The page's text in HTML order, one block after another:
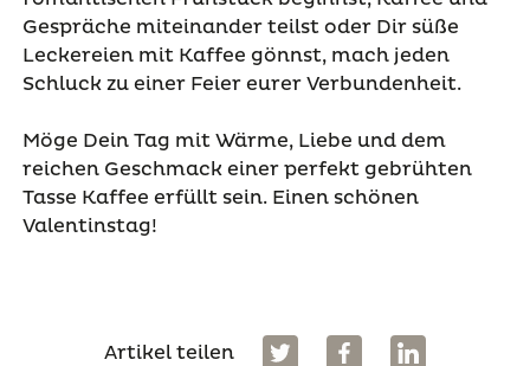
Gespräche miteinander teilst oder Dir süße
Leckereien mit Kaffee gönnst, mach jeden
Schluck zu einer Feier eurer Verbundenheit.
Möge Dein Tag mit Wärme, Liebe und dem
reichen Geschmack einer perfekt gebrühten
Tasse Kaffee erfüllt sein. Einen schönen
Valentinstag!
Artikel teilen